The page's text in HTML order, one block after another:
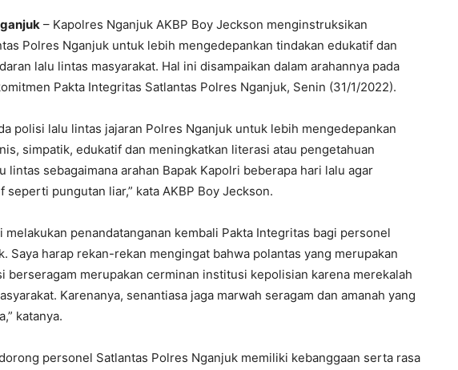
– Kapolres Nganjuk AKBP Boy Jeckson menginstruksikan
Polres Nganjuk untuk lebih mengedepankan tindakan edukatif dan
lalu lintas masyarakat. Hal ini disampaikan dalam arahannya pada
Pakta Integritas Satlantas Polres Nganjuk, Senin (31/1/2022).
polisi lalu lintas jajaran Polres Nganjuk untuk lebih mengedepankan
simpatik, edukatif dan meningkatkan literasi atau pengetahuan
lintas sebagaimana arahan Bapak Kapolri beberapa hari lalu agar
pungutan liar,” kata AKBP Boy Jeckson.
melakukan penandatanganan kembali Pakta Integritas bagi personel
Saya harap rekan-rekan mengingat bahwa polantas yang merupakan
berseragam merupakan cerminan institusi kepolisian karena merekalah
Karenanya, senantiasa jaga marwah seragam dan amanah yang
katanya.
personel Satlantas Polres Nganjuk memiliki kebanggaan serta rasa